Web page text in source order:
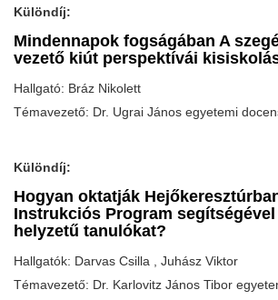
Különdíj:
Mindennapok fogságában A
vezető kiút perspektívái
Hallgató: Bráz Nikolett
Témavezető: Dr. Ugrai János egyetemi
Különdíj:
Hogyan oktatják
Instrukciós Program
helyzetű tanulókat?
Hallgatók: Darvas Csilla , Juhász Viktor
Témavezető: Dr. Karlovitz János Tibor